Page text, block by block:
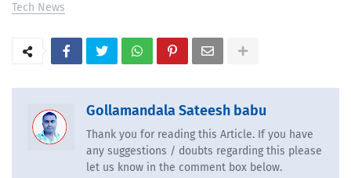
Tech News
Gollamandala Sateesh babu
Thank you for reading this Article. If you have
any suggestions / doubts regarding this please
let us know in the comment box below.